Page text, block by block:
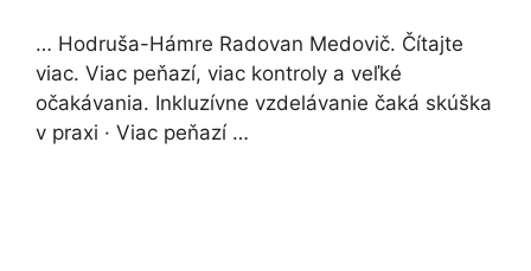
… Hodruša-Hámre Radovan Medovič. Čítajte
viac. Viac peňazí, viac kontroly a veľké
očakávania. Inkluzívne vzdelávanie čaká skúška
v praxi · Viac peňazí …